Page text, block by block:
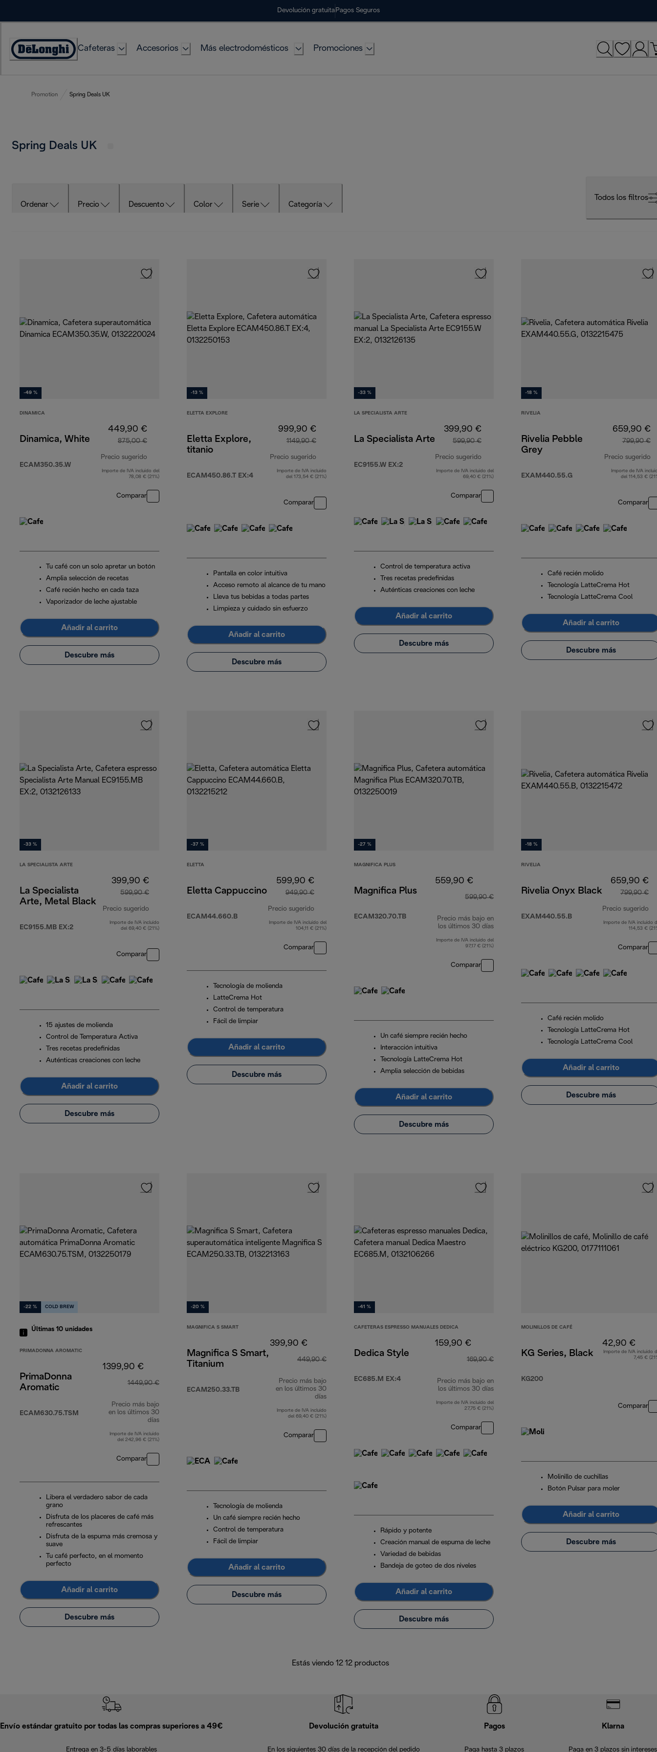
Devolución gratuita Pagos Seguros
Accessibility
Cafeteras Accesorios Más electrodomésticos Promociones
Promotion Spring Deals UK
Spring Deals UK
Ordenar Precio Descuento Color Serie Categoría
Todos los filtros
-49 %
DINAMICA
Dinamica, White
ECAM350.35.W
449,90 €
875,00 €
Precio sugerido
precio original 875,00 €
Importe de IVA incluido del
78,08 € (21%)
Comparar
Tu café con un solo apretar un botón
Amplia selección de recetas
Café recién hecho en cada taza
Vaporizador de leche ajustable
Añadir al carrito
Descubre más
-13 %
ELETTA EXPLORE
Eletta Explore,
titanio
ECAM450.86.T EX:4
999,90 €
1149,90 €
Precio sugerido
precio original 1149,90 €
Importe de IVA incluido
del 173,54 € (21%)
Comparar
Pantalla en color intuitiva
Acceso remoto al alcance de tu mano
Lleva tus bebidas a todas partes
Limpieza y cuidado sin esfuerzo
Añadir al carrito
Descubre más
-33 %
LA SPECIALISTA ARTE
La Specialista Arte
EC9155.W EX:2
399,90 €
599,90 €
Precio sugerido
precio original 599,90 €
Importe de IVA incluido del
69,40 € (21%)
Comparar
Control de temperatura activa
Tres recetas predefinidas
Auténticas creaciones con leche
Añadir al carrito
Descubre más
-18 %
RIVELIA
Rivelia Pebble
Grey
EXAM440.55.G
659,90 €
799,90 €
Precio sugerido
Importe de IVA
del 114,53 €
Comparar
Café recién molido
Tecnología LatteCrema Hot
Tecnología LatteCrema Cool
Añadir al carrito
Descubre más
-33 %
LA SPECIALISTA ARTE
La Specialista
Arte, Metal Black
EC9155.MB EX:2
399,90 €
599,90 €
Precio sugerido
precio original 599,90 €
Importe de IVA incluido
del 69,40 € (21%)
Comparar
15 ajustes de molienda
Control de Temperatura Activa
Tres recetas predefinidas
Auténticas creaciones con leche
Añadir al carrito
Descubre más
-37 %
ELETTA
Eletta Cappuccino
ECAM44.660.B
599,90 €
949,90 €
Precio sugerido
precio original 949,90 €
Importe de IVA incluido del
104,11 € (21%)
Comparar
Tecnología de molienda
LatteCrema Hot
Control de temperatura
Fácil de limpiar
Añadir al carrito
Descubre más
-27 %
MAGNIFICA PLUS
Magnifica Plus
ECAM320.70.TB
559,90 €
599,90 €
Precio más bajo en
los últimos 30 días
Importe de IVA incluido del
97,17 € (21%)
Comparar
Un café siempre recién hecho
Interacción intuitiva
Tecnología LatteCrema Hot
Amplia selección de bebidas
Añadir al carrito
Descubre más
-18 %
RIVELIA
Rivelia Onyx Black
EXAM440.55.B
659,90 €
799,90 €
Precio sugerido
Importe de IVA incluido
114,53 €
Comparar
Café recién molido
Tecnología LatteCrema Hot
Tecnología LatteCrema Cool
Añadir al carrito
Descubre más
-22 % COLD BREW
Últimas 10 unidades
PRIMADONNA AROMATIC
PrimaDonna
Aromatic
ECAM630.75.TSM
1399,90 €
1449,90 €
Precio más bajo
en los últimos 30
días
Importe de IVA incluido
del 242,96 € (21%)
Comparar
Libera el verdadero sabor de cada
grano
Disfruta de los placeres de café más
refrescantes
Disfruta de la espuma más cremosa y
suave
Tu café perfecto, en el momento
perfecto
Añadir al carrito
Descubre más
-20 %
MAGNIFICA S SMART
Magnifica S Smart,
Titanium
ECAM250.33.TB
399,90 €
449,90 €
Precio más bajo
en los últimos 30
días
Importe de IVA incluido
del 69,40 € (21%)
Comparar
Tecnología de molienda
Un café siempre recién hecho
Control de temperatura
Fácil de limpiar
Añadir al carrito
Descubre más
-41 %
CAFETERAS ESPRESSO MANUALES DEDICA
Dedica Style
EC685.M EX:4
159,90 €
169,90 €
Precio más bajo en
los últimos 30 días
Importe de IVA incluido del
27,75 € (21%)
Comparar
Rápido y potente
Creación manual de espuma de leche
Variedad de bebidas
Bandeja de goteo de dos niveles
Añadir al carrito
Descubre más
MOLINILLOS DE CAFÉ
KG Series, Black
KG200
42,90 €
Importe de IVA incluido
7,45 €
Comparar
Molinillo de cuchillas
Botón Pulsar para moler
Añadir al carrito
Descubre más
Estás viendo 12 12 productos
Envío estándar gratuito por todas las compras superiores a 49€
Entrega en 3-5 días laborables
Devolución gratuita
En los siguientes 30 días de la recepción del pedido
Pagos
Paga hasta 3 plazos
Klarna
Paga en 3 plazos sin intereses